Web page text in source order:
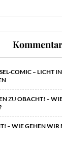
COMIC – LICHT
ZU OBACHT! –
– WIE GEHEN